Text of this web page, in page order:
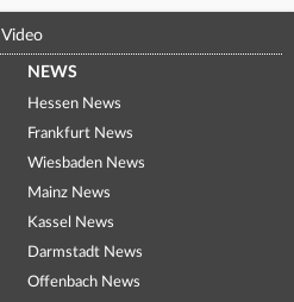
Video
NEWS
Hessen News
Frankfurt News
Wiesbaden News
Mainz News
Kassel News
Darmstadt News
Offenbach News